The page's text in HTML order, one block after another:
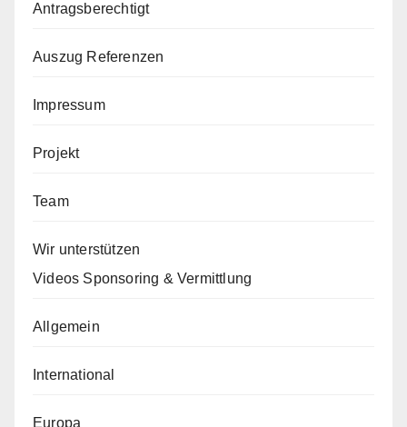
Antragsberechtigt
Auszug Referenzen
Impressum
Projekt
Team
Wir unterstützen
Videos Sponsoring & Vermittlung
Allgemein
International
Europa